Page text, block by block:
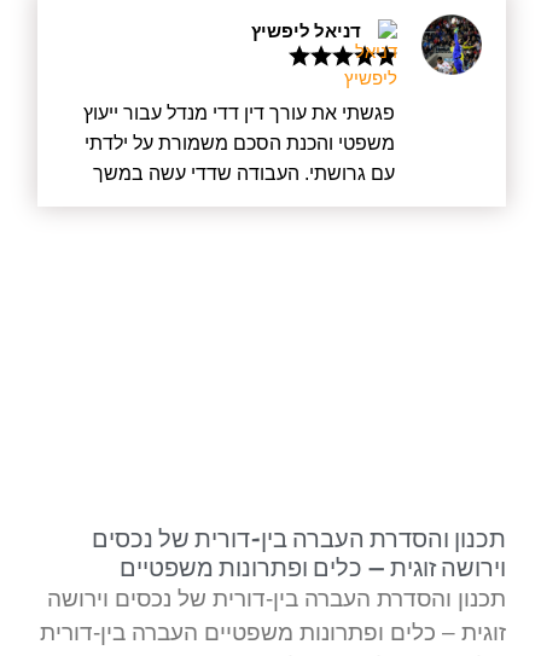
דניאל ליפשיץ
פגשתי את עורך דין דדי מנדל עבור ייעוץ
משפטי והכנת הסכם משמורת על ילדתי
עם גרושתי. העבודה שדדי עשה במשך
מעל חצי שנה הייתה מעוררת כבוד. לא רק
תכנון והסדרת העברה בין-דורית של נכסים
וירושה זוגית – כלים ופתרונות משפטיים
תכנון והסדרת העברה בין-דורית של נכסים וירושה
זוגית – כלים ופתרונות משפטיים העברה בין-דורית